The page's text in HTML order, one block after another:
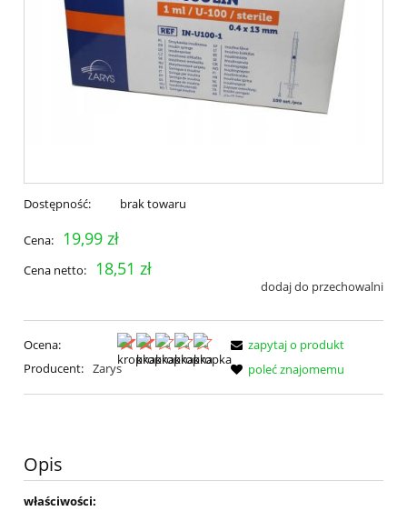
Dostępność: brak towaru
Cena: 19,99 zł
Cena netto: 18,51 zł
dodaj do przechowalni
Ocena:
Producent: Zarys
zapytaj o produkt
poleć znajomemu
Opis
właściwości: